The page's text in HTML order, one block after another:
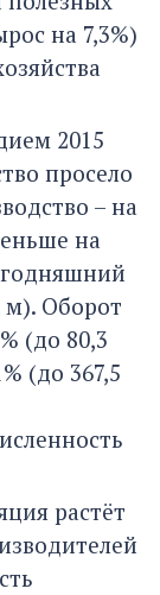
на 7,3%)
2015
просело
– на
на
м). Оборот
(до 80,3
(до 367,5
растёт